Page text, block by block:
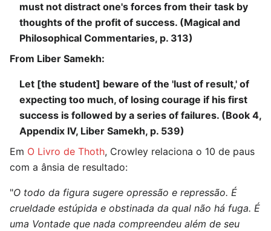
must not distract one's forces from their task by
thoughts of the profit of success. (Magical and
Philosophical Commentaries, p. 313)
From Liber Samekh:
Let [the student] beware of the 'lust of result,' of
expecting too much, of losing courage if his first
success is followed by a series of failures. (Book 4,
Appendix IV, Liber Samekh, p. 539)
Em O Livro de Thoth, Crowley relaciona o 10 de paus
com a ânsia de resultado:
"O todo da figura sugere opressão e repressão. É
crueldade estúpida e obstinada da qual não há fuga. É
uma Vontade que nada compreendeu além de seu